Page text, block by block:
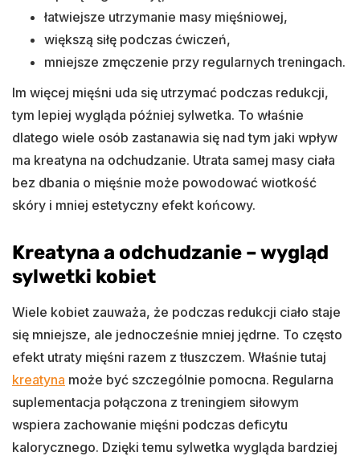
łatwiejsze utrzymanie masy mięśniowej,
większą siłę podczas ćwiczeń,
mniejsze zmęczenie przy regularnych treningach.
Im więcej mięśni uda się utrzymać podczas redukcji,
tym lepiej wygląda później sylwetka. To właśnie
dlatego wiele osób zastanawia się nad tym jaki wpływ
ma kreatyna na odchudzanie. Utrata samej masy ciała
bez dbania o mięśnie może powodować wiotkość
skóry i mniej estetyczny efekt końcowy.
Kreatyna a odchudzanie – wygląd
sylwetki kobiet
Wiele kobiet zauważa, że podczas redukcji ciało staje
się mniejsze, ale jednocześnie mniej jędrne. To często
efekt utraty mięśni razem z tłuszczem. Właśnie tutaj
kreatyna może być szczególnie pomocna. Regularna
suplementacja połączona z treningiem siłowym
wspiera zachowanie mięśni podczas deficytu
kalorycznego. Dzięki temu sylwetka wygląda bardziej